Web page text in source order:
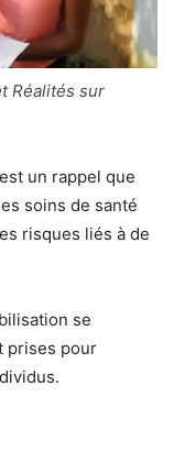
Réalités sur
un rappel que
soins de santé
risques liés à de
se
prises pour